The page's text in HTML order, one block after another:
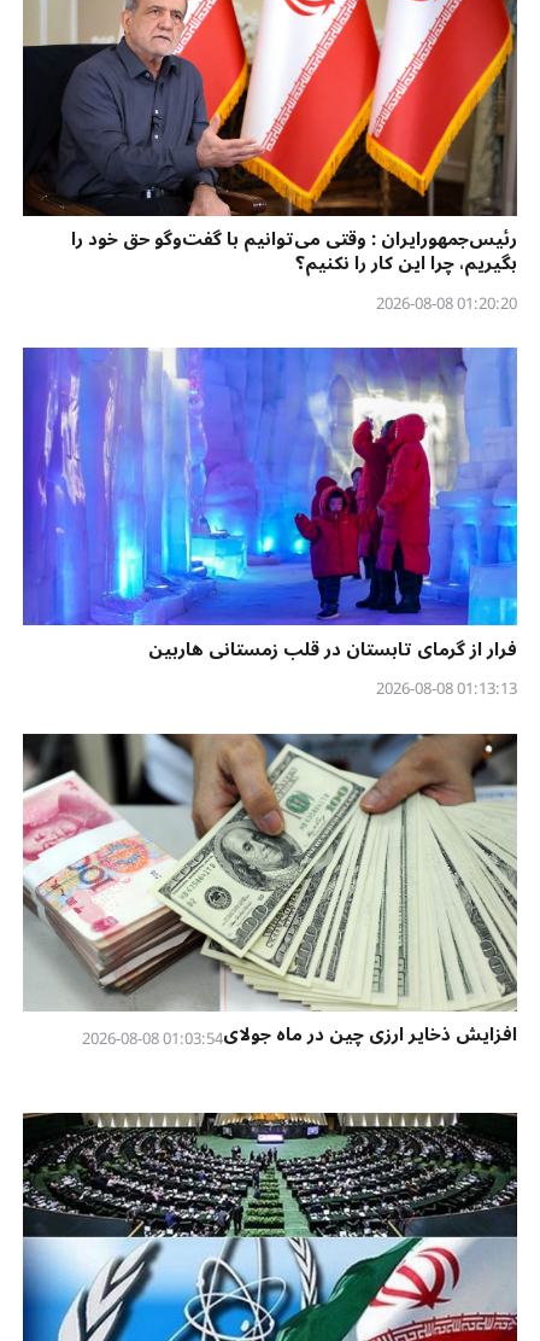
رئیس‌جمهورایران : وقتی می‌توانیم با گفت‌وگو حق خود را
بگیریم، چرا این کار را نکنیم؟
01:20:20 2026-08-08
فرار از گرمای تابستان در قلب زمستانی هاربین
01:13:13 2026-08-08
افزایش ذخایر ارزی چین در ماه جولای01:03:54 2026-08-08